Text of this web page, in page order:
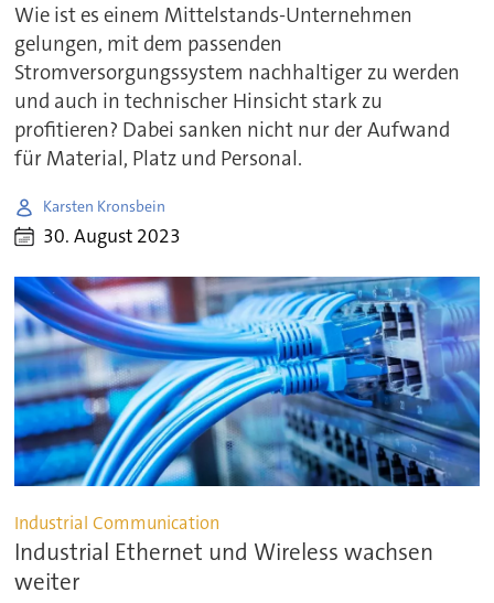
Wie ist es einem Mittelstands-Unternehmen
gelungen, mit dem passenden
Stromversorgungssystem nachhaltiger zu werden
und auch in technischer Hinsicht stark zu
profitieren? Dabei sanken nicht nur der Aufwand
für Material, Platz und Personal.
Karsten Kronsbein
30. August 2023
Industrial Communication
Industrial Ethernet und Wireless wachsen
weiter